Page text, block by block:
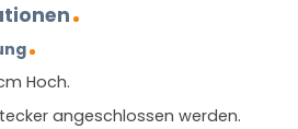
Hoch.
angeschlossen werden.